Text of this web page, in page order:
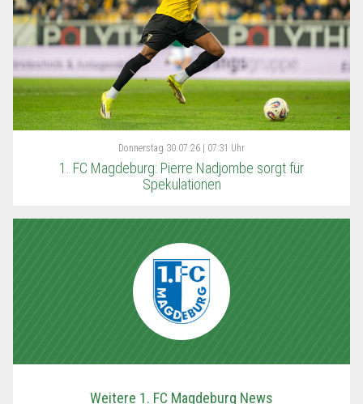
Donnerstag 30.07.26 | 07:31 Uhr
1. FC Magdeburg: Pierre Nadjombe sorgt für
Spekulationen
Weitere 1. FC Magdeburg News